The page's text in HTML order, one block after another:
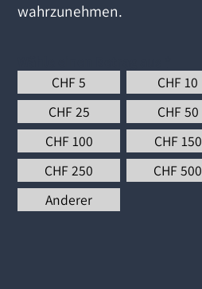
wahrzunehmen.
CHF 5 CHF 10
CHF 25 CHF 50
CHF 100 CHF 150
CHF 250 CHF 500
Anderer